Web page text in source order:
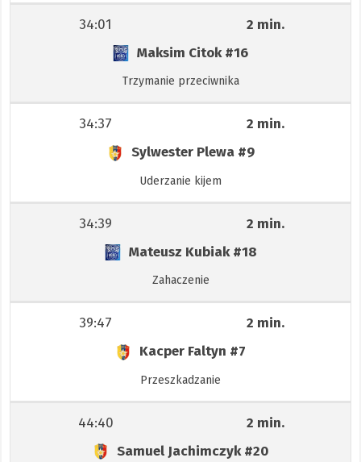
34:01
2 min.
Maksim Citok#16
Trzymanie przeciwnika
34:37
2 min.
Sylwester Plewa #9
Uderzanie kijem
34:39
2 min.
Mateusz Kubiak#18
Zahaczenie
39:47
2 min.
Kacper Faltyn #7
Przeszkadzanie
44:40
2 min.
Samuel Jachimczyk#20